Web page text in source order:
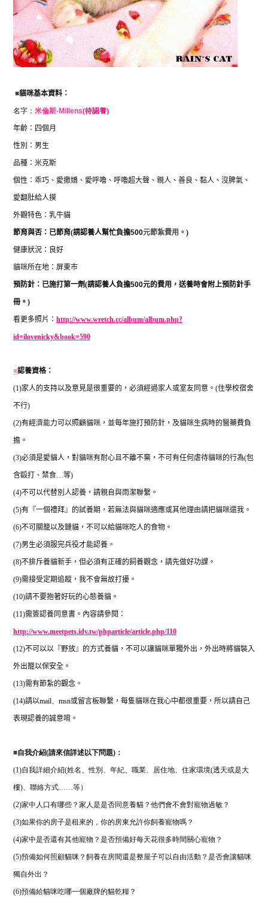
■貓咪基本資料：
名字： 米倫斯-Millens(待認養)
年齡：四個月
性別：男生
品種：米克斯
個性：乖巧、愛撒嬌、愛呼嚕、呼嚕超大聲、親人、善良、黏人、沒脾氣、
愛翻肚給人摸
外觀特色：乳牛貓
節育與否：已節育(請認養人幫忙負擔500元節紮費用。 )
健康狀況：良好
貓咪所在地：屏東市
預防針：已施打第一劑(請認養人負擔500元的費用，送養時會附上預防針手
冊。 )
看更多照片： http://www.wretch.cc/album/album.php?
id=ilovenicky&book=590
■認養資格：
(1)家人的支持以及意見是很重要的，必須經過家人或室友同意。 (住學校宿舍
不行)
(2)有經濟能力可以照顧貓咪，並每年施打預防針，及貓咪生病時的醫藥費負
擔。
(3)必須是愛貓人，對貓咪有耐心且不離不棄，不可有任何虐待貓咪的行為(包
含毆打、禁食…等)
(4)不可以代替別人認養，請親自與雨潔聯繫。
(5)有『一個禮拜』的試養期，若無法與貓咪適應或其他理由請把貓咪還我。
(6)不可關籠以及鏈貓，不可以給貓咪吃人的食物。
(7)男生必須服完兵役才能認養。
(8)不排斥養貓新手，但必須有正確的飼養觀念，請先做好功課。
(9)需接受定期追蹤，我不會無故打擾。
(10)請不要抱著好玩的心態養貓。
(11)需簽認養同意書。內容請參閱：
http://www.meetpets.idv.tw/phparticle/article.php/110
(12)不可以以『野放』的方式養貓，不可以讓貓咪單獨外出，外出時將貓裝入
外出籠以保安全。
(13)需有節紮的觀念。
(14)請以mail、 msn或留言板聯繫，每隻貓咪在我心中都很重要，所以請自己
表現認養的誠意唷。
■自我介紹(請來信詳述以下問題)：
(1)自我詳細介紹(姓名、性別、年紀、職業、居住地、住家環境(透天或是大
樓)、聯絡方式……等）
(2)家中人口有哪些？家人是是否同意養貓？他們會不會對寵物過敏？
(3)如果你的房子是租來的，你的房東允許你飼養寵物嗎？
(4)家中是否還有其他寵物？是否預備好每天花很多時間關心寵物？
(5)預備如何照顧貓咪？飼養在房間還是整屋子可以自由活動？是否會讓貓咪
獨自外出？
(6)預備給貓咪吃哪一個廠牌的貓乾糧？